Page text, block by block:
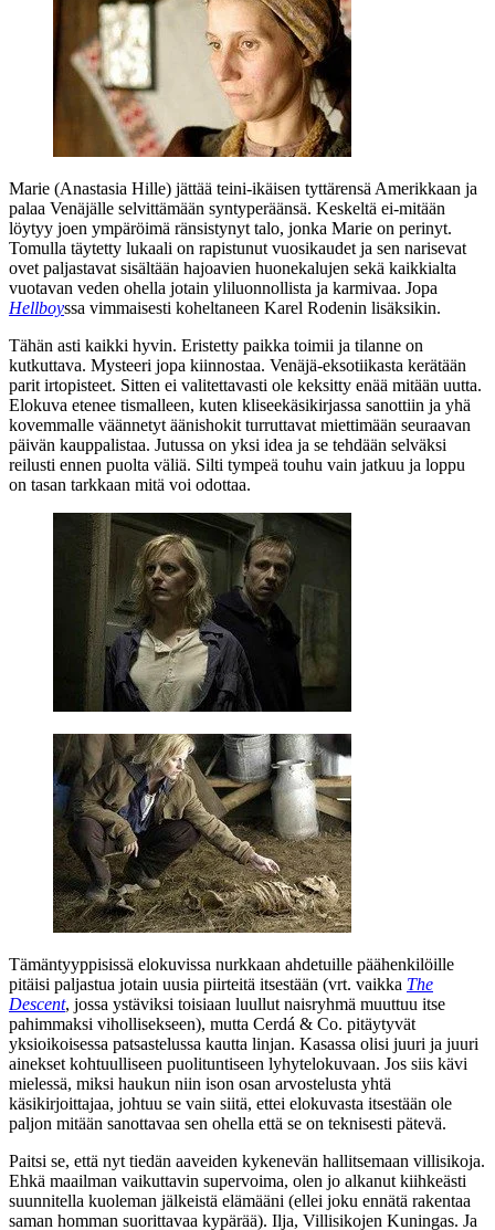
Marie (Anastasia Hille) jättää teini-ikäisen tyttärensä Amerikkaan ja
palaa Venäjälle selvittämään syntyperäänsä. Keskeltä ei‑mitään
löytyy joen ympäröimä ränsistynyt talo, jonka Marie on perinyt.
Tomulla täytetty lukaali on rapistunut vuosikaudet ja sen narisevat
ovet paljastavat sisältään hajoavien huonekalujen sekä kaikkialta
vuotavan veden ohella jotain yliluonnollista ja karmivaa. Jopa
Hellboyssa vimmaisesti koheltaneen Karel Rodenin lisäksikin.
Tähän asti kaikki hyvin. Eristetty paikka toimii ja tilanne on
kutkuttava. Mysteeri jopa kiinnostaa. Venäjä-eksotiikasta kerätään
parit irtopisteet. Sitten ei valitettavasti ole keksitty enää mitään uutta.
Elokuva etenee tismalleen, kuten kliseekäsikirjassa sanottiin ja yhä
kovemmalle väännetyt äänishokit turruttavat miettimään seuraavan
päivän kauppalistaa. Jutussa on yksi idea ja se tehdään selväksi
reilusti ennen puolta väliä. Silti tympeä touhu vain jatkuu ja loppu
on tasan tarkkaan mitä voi odottaa.
Tämäntyyppisissä elokuvissa nurkkaan ahdetuille päähenkilöille
pitäisi paljastua jotain uusia piirteitä itsestään (vrt. vaikka The
Descent, jossa ystäviksi toisiaan luullut naisryhmä muuttuu itse
pahimmaksi vihollisekseen), mutta Cerdá & Co. pitäytyvät
yksioikoisessa patsastelussa kautta linjan. Kasassa olisi juuri ja juuri
ainekset kohtuulliseen puolituntiseen lyhytelokuvaan. Jos siis kävi
mielessä, miksi haukun niin ison osan arvostelusta yhtä
käsikirjoittajaa, johtuu se vain siitä, ettei elokuvasta itsestään ole
paljon mitään sanottavaa sen ohella että se on teknisesti pätevä.
Paitsi se, että nyt tiedän aaveiden kykenevän hallitsemaan villisikoja.
Ehkä maailman vaikuttavin supervoima, olen jo alkanut kiihkeästi
suunnitella kuoleman jälkeistä elämääni (ellei joku ennätä rakentaa
saman homman suorittavaa kypärää). Ilja, Villisikojen Kuningas. Ja